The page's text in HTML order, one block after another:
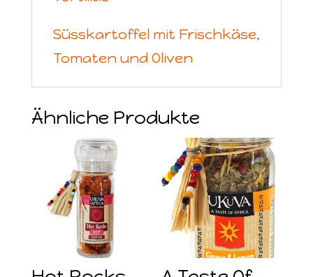
Süsskartoffel mit Frischkäse,
Tomaten und Oliven
Ähnliche Produkte